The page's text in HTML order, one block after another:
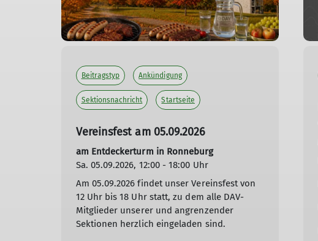
Beitragstyp Ankündigung
Sektionsnachricht Startseite
Vereinsfest am 05.09.2026
am Entdeckerturm in Ronneburg
Sa. 05.09.2026, 12:00 - 18:00 Uhr
Am 05.09.2026 findet unser Vereinsfest von
12 Uhr bis 18 Uhr statt, zu dem alle DAV-
Mitglieder unserer und angrenzender
Sektionen herzlich eingeladen sind.